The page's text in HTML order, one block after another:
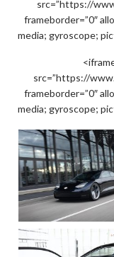
src=”https://
frameborder=”0″
media; gyroscope;
src=”https://
frameborder=”0″
media; gyroscope;